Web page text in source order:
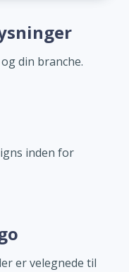
din branche.
inden for
er velegnede til